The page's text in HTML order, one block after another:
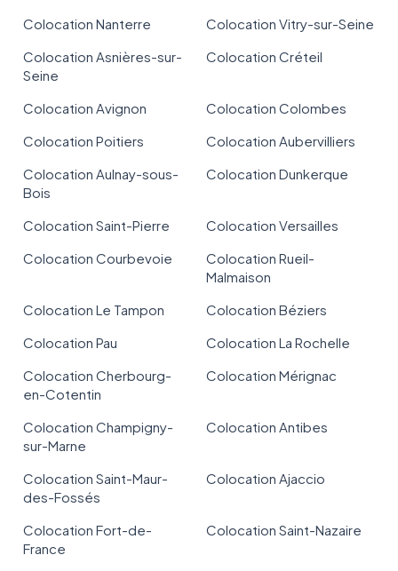
Colocation Nanterre
Colocation Vitry-sur-Seine
Colocation Asnières-sur-
Seine
Colocation Créteil
Colocation Avignon
Colocation Colombes
Colocation Poitiers
Colocation Aubervilliers
Colocation Aulnay-sous-
Bois
Colocation Dunkerque
Colocation Saint-Pierre
Colocation Versailles
Colocation Courbevoie
Colocation Rueil-
Malmaison
Colocation Le Tampon
Colocation Béziers
Colocation Pau
Colocation La Rochelle
Colocation Cherbourg-
en-Cotentin
Colocation Mérignac
Colocation Champigny-
sur-Marne
Colocation Antibes
Colocation Saint-Maur-
des-Fossés
Colocation Ajaccio
Colocation Fort-de-
France
Colocation Saint-Nazaire